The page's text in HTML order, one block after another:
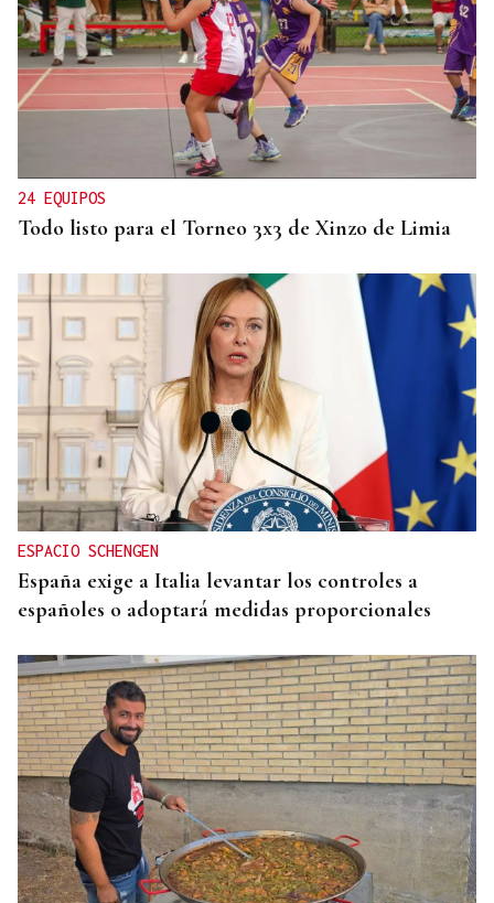
FESTIVAL INTERNACIONAL
Vilariño de Conso despide el XI ViBoMask
24 EQUIPOS
Todo listo para el Torneo 3x3 de Xinzo de Limia
ESPACIO SCHENGEN
España exige a Italia levantar los controles a
españoles o adoptará medidas proporcionales